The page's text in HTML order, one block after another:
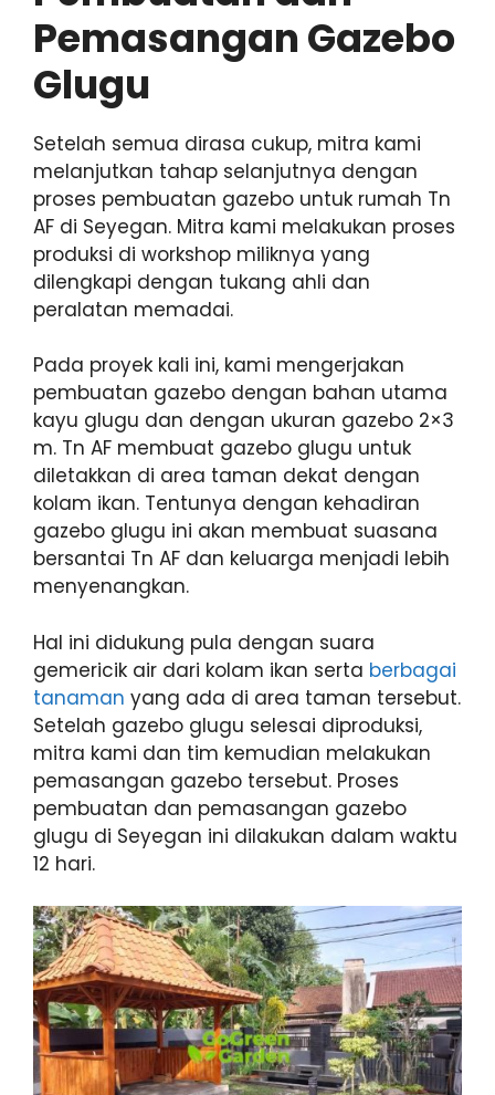
Pemasangan Gazebo
Glugu
Setelah semua dirasa cukup, mitra kami
melanjutkan tahap selanjutnya dengan
proses pembuatan gazebo untuk rumah Tn
AF di Seyegan. Mitra kami melakukan proses
produksi di workshop miliknya yang
dilengkapi dengan tukang ahli dan
peralatan memadai.
Pada proyek kali ini, kami mengerjakan
pembuatan gazebo dengan bahan utama
kayu glugu dan dengan ukuran gazebo 2×3
m. Tn AF membuat gazebo glugu untuk
diletakkan di area taman dekat dengan
kolam ikan. Tentunya dengan kehadiran
gazebo glugu ini akan membuat suasana
bersantai Tn AF dan keluarga menjadi lebih
menyenangkan.
Hal ini didukung pula dengan suara
gemericik air dari kolam ikan serta berbagai
tanaman yang ada di area taman tersebut.
Setelah gazebo glugu selesai diproduksi,
mitra kami dan tim kemudian melakukan
pemasangan gazebo tersebut. Proses
pembuatan dan pemasangan gazebo
glugu di Seyegan ini dilakukan dalam waktu
12 hari.